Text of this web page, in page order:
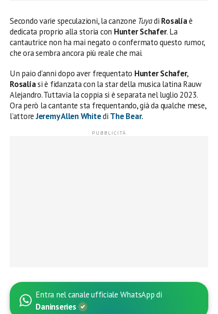
Secondo varie speculazioni, la canzone Tuyadi Rosalíaè
dedicata proprio alla storia con Hunter Schafer. La
cantautrice non ha mai negato o confermato questo rumor,
che ora sembra ancora più reale che mai.
Un paio d’anni dopo aver frequentato Hunter Schafer,
Rosalíasi è fidanzata con la star della musica latina Rauw
Alejandro. Tuttavia la coppia si è separata nel luglio 2023.
Ora però la cantante sta frequentando, già da qualche mese,
l’attoreJeremy Allen Whitedi The Bear.
Entra nel canale ufficiale WhatsApp di
Daninseries